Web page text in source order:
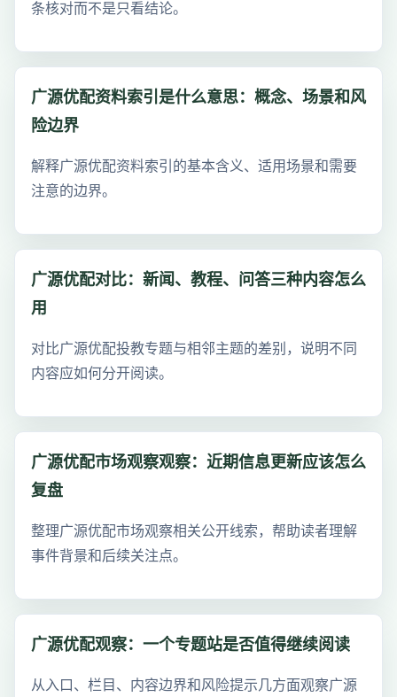
条核对而不是只看结论。
广源优配资料索引是什么意思：概念、场景和风
险边界
解释广源优配资料索引的基本含义、适用场景和需要
注意的边界。
广源优配对比：新闻、教程、问答三种内容怎么
用
对比广源优配投教专题与相邻主题的差别，说明不同
内容应如何分开阅读。
广源优配市场观察观察：近期信息更新应该怎么
复盘
整理广源优配市场观察相关公开线索，帮助读者理解
事件背景和后续关注点。
广源优配观察：一个专题站是否值得继续阅读
从入口、栏目、内容边界和风险提示几方面观察广源